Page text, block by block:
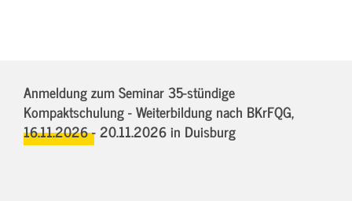
Anmeldung zum Seminar 35-stündige
Kompaktschulung - Weiterbildung nach BKrFQG,
16.11.2026 - 20.11.2026in Duisburg